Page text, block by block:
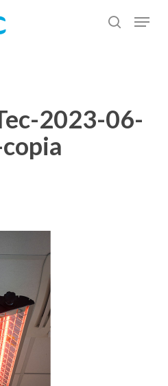
cerca
Menu
2023-06-